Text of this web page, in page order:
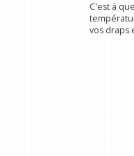
C'est à
vos draps